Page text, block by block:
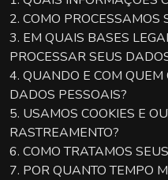
2. COMO PROCESSAMOS
3. EM QUAIS BASES
PROCESSAR SEUS
4. QUANDO E COM
DADOS PESSOAIS?
5. USAMOS COOKIES E
RASTREAMENTO?
6. COMO TRATAMOS
7. POR QUANTO TEMPO